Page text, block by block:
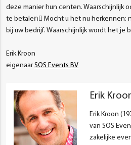
deze manier hun centen. Waarschijnlijk
te betalen⃛ Mocht u het nu herkennen:
bij uw bedrijf. Waarschijnlijk wordt het je
Erik Kroon
eigenaarSOS Events BV
Erik
Erik Kroon
van SOS
zakelijke